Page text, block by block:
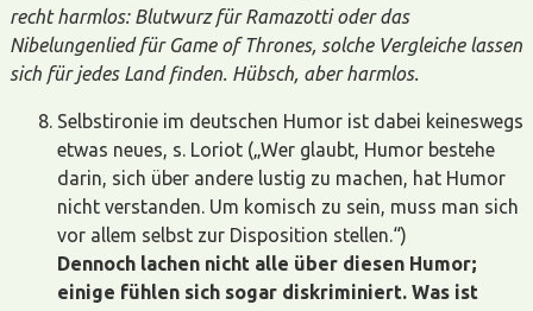
recht harmlos: Blutwurz für Ramazotti oder das
Nibelungenlied für Game of Thrones, solche Vergleiche lassen
sich für jedes Land finden. Hübsch, aber harmlos.
Selbstironie im deutschen Humor ist dabei keineswegs
etwas neues, s. Loriot („Wer glaubt, Humor bestehe
darin, sich über andere lustig zu machen, hat Humor
nicht verstanden. Um komisch zu sein, muss man sich
vor allem selbst zur Disposition stellen.“)
Dennoch lachen nicht alle über diesen Humor;
einige fühlen sich sogar diskriminiert. Was ist